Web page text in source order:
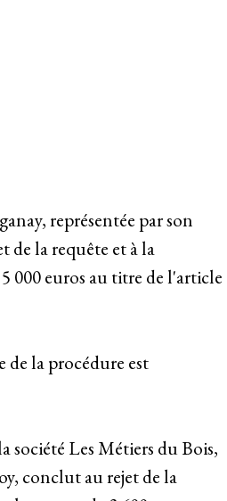
représentée par son
de la requête et à la
000 euros au titre de l'article
de la procédure est
société Les Métiers du Bois,
conclut au rejet de la